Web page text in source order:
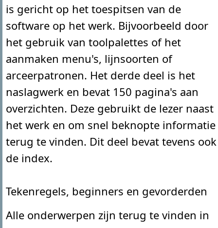
is gericht op het toespitsen van de
software op het werk. Bijvoorbeeld door
het gebruik van toolpalettes of het
aanmaken menu's, lijnsoorten of
arceerpatronen. Het derde deel is het
naslagwerk en bevat 150 pagina's aan
overzichten. Deze gebruikt de lezer naast
het werk en om snel beknopte informatie
terug te vinden. Dit deel bevat tevens ook
de index.
Tekenregels, beginners en gevorderden
Alle onderwerpen zijn terug te vinden in